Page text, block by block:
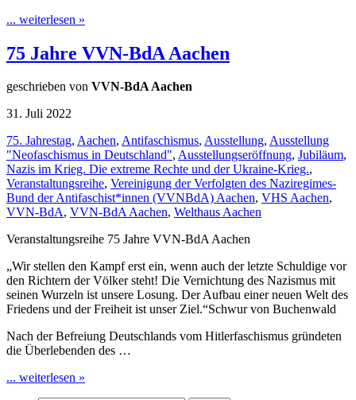
... weiterlesen »
75 Jahre VVN-BdA Aachen
geschrieben von VVN-BdA Aachen
31. Juli 2022
75. Jahrestag, Aachen, Antifaschismus, Ausstellung, Ausstellung
"Neofaschismus in Deutschland", Ausstellungseröffnung, Jubiläum,
Nazis im Krieg. Die extreme Rechte und der Ukraine‐Krieg.,
Veranstaltungsreihe, Vereinigung der Verfolgten des Naziregimes­
Bund der Antifaschist*innen (VVN­BdA) Aachen, VHS Aachen,
VVN-BdA, VVN-BdA Aachen, Welthaus Aachen
Veranstaltungsreihe 75 Jahre VVN-BdA Aachen
„Wir stellen den Kampf erst ein, wenn auch der letzte Schuldige vor
den Richtern der Völker steht! Die Vernichtung des Nazismus mit
seinen Wurzeln ist unsere Losung. Der Aufbau einer neuen Welt des
Friedens und der Freiheit ist unser Ziel.“Schwur von Buchenwald
Nach der Befreiung Deutschlands vom Hitlerfaschismus gründeten
die Überlebenden des …
... weiterlesen »